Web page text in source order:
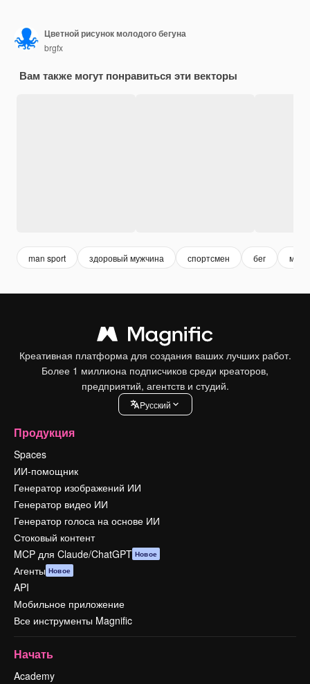
Цветной рисунок молодого бегуна
brgfx
Вам также могут понравиться эти векторы
man sport здоровый мужчина спортсмен бег
Креативная платформа для создания ваших лучших работ.
Более 1 миллиона подписчиков среди креаторов,
предприятий, агентств и студий.
Pусский
Продукция
Spaces
ИИ-помощник
Генератор изображений ИИ
Генератор видео ИИ
Генератор голоса на основе ИИ
Стоковый контент
MCP для Claude/ChatGPT Новое
Агенты Новое
API
Мобильное приложение
Все инструменты Magnific
Начать
Academy